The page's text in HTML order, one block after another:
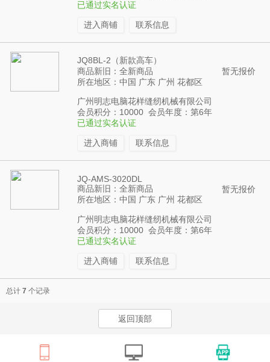
已通过实名认证
进入商铺 联系信息
JQ8BL-2（新款高车）
商品新旧：全新商品
所在地区：中国 广东 广州 花都区
暂无报价
广州明志电脑花样缝纫机械有限公司
会员积分：10000 会员年度：第6年
已通过实名认证
进入商铺 联系信息
JQ-AMS-3020DL
商品新旧：全新商品
所在地区：中国 广东 广州 花都区
暂无报价
广州明志电脑花样缝纫机械有限公司
会员积分：10000 会员年度：第6年
已通过实名认证
进入商铺 联系信息
总计 7 个记录
返回顶部